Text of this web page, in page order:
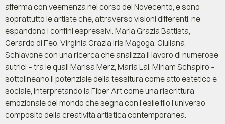
afferma con veemenza nel corso del Novecento, e sono
soprattutto le artiste che, attraverso visioni differenti, ne
espandono i confini espressivi. Maria Grazia Battista,
Gerardo di Feo, Virginia Grazia Iris Magoga, Giuliana
Schiavone con una ricerca che analizza il lavoro di numerose
autrici – tra le quali Marisa Merz, Maria Lai, Miriam Schapiro –
sottolineano il potenziale della tessitura come atto estetico e
sociale, interpretando la Fiber Art come una riscrittura
emozionale del mondo che segna con l’esile filo l’universo
composito della creatività artistica contemporanea.